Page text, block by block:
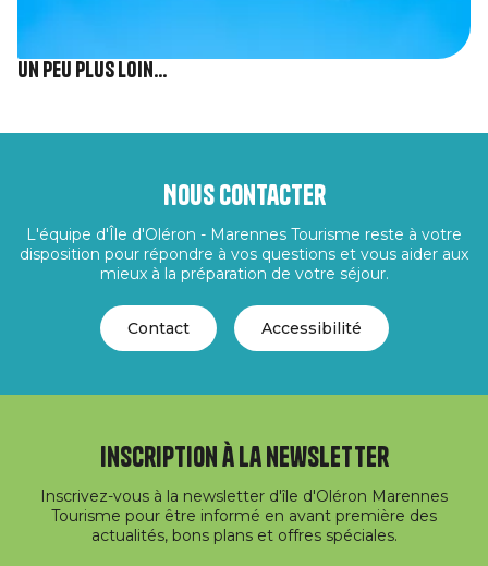
Un peu plus loin...
Nous contacter
L'équipe d'Île d'Oléron - Marennes Tourisme reste à votre
disposition pour répondre à vos questions et vous aider aux
mieux à la préparation de votre séjour.
Contact Accessibilité
Inscription à la newsletter
Inscrivez-vous à la newsletter d'île d'Oléron Marennes
Tourisme pour être informé en avant première des
actualités, bons plans et offres spéciales.